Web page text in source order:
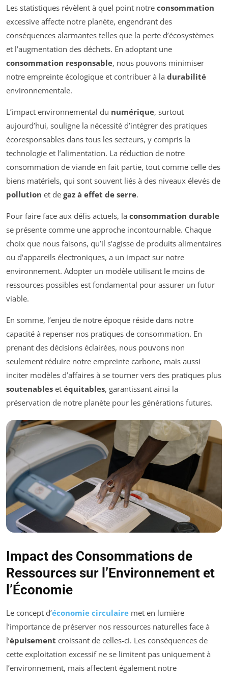
Les statistiques révèlent à quel point notre consommation
excessive affecte notre planète, engendrant des
conséquences alarmantes telles que la perte d’écosystèmes
et l’augmentation des déchets. En adoptant une
consommation responsable, nous pouvons minimiser
notre empreinte écologique et contribuer à la durabilité
environnementale.
L’impact environnemental du numérique, surtout
aujourd’hui, souligne la nécessité d’intégrer des pratiques
écoresponsables dans tous les secteurs, y compris la
technologie et l’alimentation. La réduction de notre
consommation de viande en fait partie, tout comme celle des
biens matériels, qui sont souvent liés à des niveaux élevés de
pollution et de gaz à effet de serre.
Pour faire face aux défis actuels, la consommation durable
se présente comme une approche incontournable. Chaque
choix que nous faisons, qu’il s’agisse de produits alimentaires
ou d’appareils électroniques, a un impact sur notre
environnement. Adopter un modèle utilisant le moins de
ressources possibles est fondamental pour assurer un futur
viable.
En somme, l’enjeu de notre époque réside dans notre
capacité à repenser nos pratiques de consommation. En
prenant des décisions éclairées, nous pouvons non
seulement réduire notre empreinte carbone, mais aussi
inciter modèles d’affaires à se tourner vers des pratiques plus
soutenables et équitables, garantissant ainsi la
préservation de notre planète pour les générations futures.
Impact des Consommations de
Ressources sur l’Environnement et
l’Économie
Le concept d’économie circulaire met en lumière
l’importance de préserver nos ressources naturelles face à
l’épuisement croissant de celles-ci. Les conséquences de
cette exploitation excessif ne se limitent pas uniquement à
l’environnement, mais affectent également notre